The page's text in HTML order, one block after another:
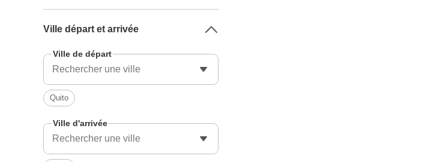
Ville départ et arrivée
Ville de départ
Quito
Ville d'arrivée